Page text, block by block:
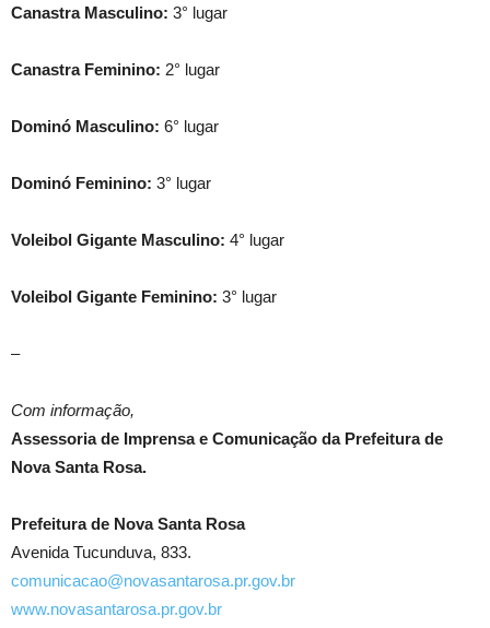
Canastra Masculino: 3° lugar
Canastra Feminino: 2° lugar
Dominó Masculino: 6° lugar
Dominó Feminino: 3° lugar
Voleibol Gigante Masculino: 4° lugar
Voleibol Gigante Feminino: 3° lugar
–
Com informação,
Assessoria de Imprensa e Comunicação da Prefeitura de
Nova Santa Rosa.
Prefeitura de Nova Santa Rosa
Avenida Tucunduva, 833.
comunicacao@novasantarosa.pr.gov.br
www.novasantarosa.pr.gov.br